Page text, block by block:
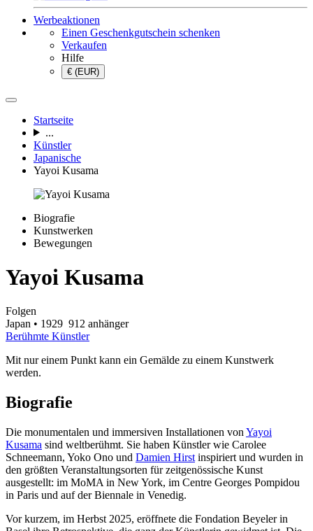
Werbeaktionen
Einen Geschenkgutschein schenken
Verkaufen
Hilfe
€ (EUR)
Startseite
...
Künstler
Japanische
Yayoi Kusama
Biografie
Kunstwerken
Bewegungen
Yayoi Kusama
Folgen
Japan • 1929 912 anhänger
Berühmte Künstler
Mit nur einem Punkt kann ein Gemälde zu einem Kunstwerk
werden.
Biografie
Die monumentalen und immersiven Installationen von Yayoi
Kusama sind weltberühmt. Sie haben Künstler wie Carolee
Schneemann, Yoko Ono und Damien Hirst inspiriert und wurden in
den größten Veranstaltungsorten für zeitgenössische Kunst
ausgestellt: im MoMA in New York, im Centre Georges Pompidou
in Paris und auf der Biennale in Venedig.
Vor kurzem, im Herbst 2025, eröffnete die Fondation Beyeler in